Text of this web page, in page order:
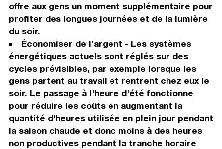
offre aux gens un moment supplémentaire pour
profiter des longues journées et de la lumière
du soir.
Économiser de l'argent - Les systèmes
énergétiques actuels sont réglés sur des
cycles prévisibles, par exemple lorsque les
gens partent au travail et rentrent chez eux le
soir. Le passage à l'heure d'été fonctionne
pour réduire les coûts en augmentant la
quantité d'heures utilisée en plein jour pendant
la saison chaude et donc moins à des heures
non productives pendant la tranche horaire